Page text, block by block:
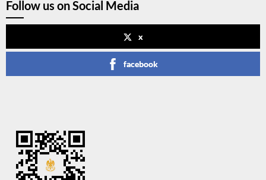
Follow us on Social Media
x
facebook